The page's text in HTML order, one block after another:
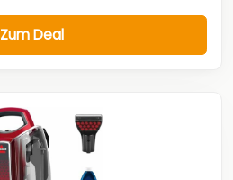
Zum Deal